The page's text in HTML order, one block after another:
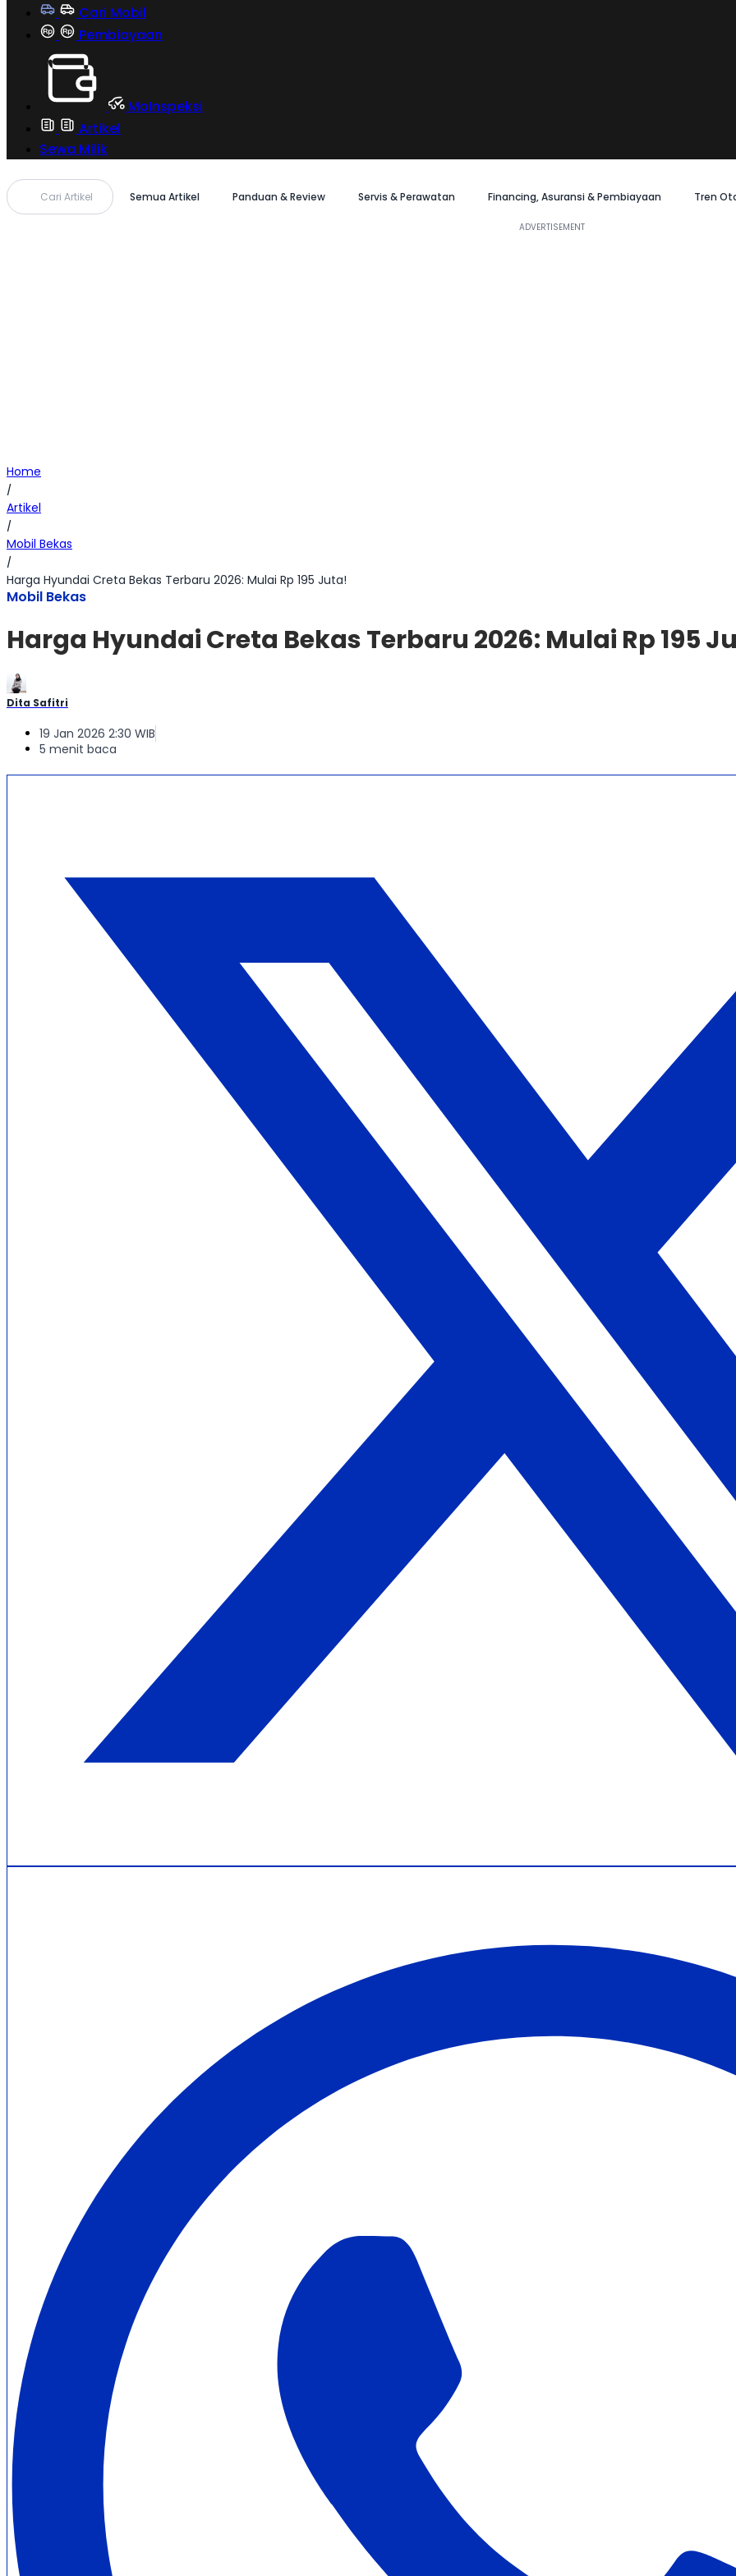
Cari Mobil
Pembiayaan
MoInspeksi
Artikel
Sewa Milik
Cari Artikel Semua Artikel Panduan & Review Servis & Perawatan Financing, Asuransi & Pembiayaan Tren
Home
/
Artikel
/
Mobil Bekas
/
Harga Hyundai Creta Bekas Terbaru 2026: Mulai Rp 195 Juta!
Mobil Bekas
Harga Hyundai Creta Bekas Terbaru 2026: Mulai Rp 195
Dita Safitri
19 Jan 2026 2:30 WIB
5 menit baca